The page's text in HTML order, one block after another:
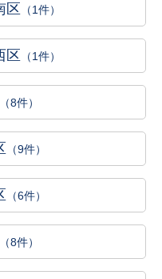
区 （1件）
区 （1件）
（8件）
（9件）
（6件）
（8件）